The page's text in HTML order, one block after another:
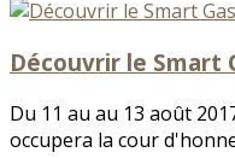
Découvrir le Smart
Du 11 au au 13 août
occupera la cour